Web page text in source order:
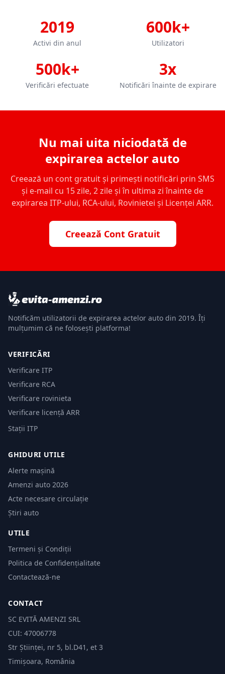
2019
Activi din anul
600k+
Utilizatori
500k+
Verificări efectuate
3x
Notificări înainte de expirare
Nu mai uita niciodată de
expirarea actelor auto
Creează un cont gratuit și primești notificări prin SMS
și e-mail cu 15 zile, 2 zile și în ultima zi înainte de
expirarea ITP-ului, RCA-ului, Rovinietei și Licenței ARR.
Creează Cont Gratuit
Notificăm utilizatorii de expirarea actelor auto din 2019. Îți
mulțumim că ne folosești platforma!
VERIFICĂRI
Verificare ITP
Verificare RCA
Verificare rovinieta
Verificare licență ARR
Stații ITP
GHIDURI UTILE
Alerte mașină
Amenzi auto 2026
Acte necesare circulație
Știri auto
UTILE
Termeni și Condiții
Politica de Confidențialitate
Contactează-ne
CONTACT
SC EVITĂ AMENZI SRL
CUI: 47006778
Str Științei, nr 5, bl.D41, et 3
Timișoara, România